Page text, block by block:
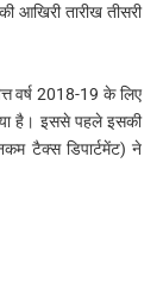
आखिरी तारीख तीसरी
वर्ष 2018-19 के लिए
है। इससे पहले इसकी
टैक्स डिपार्टमेंट) ने